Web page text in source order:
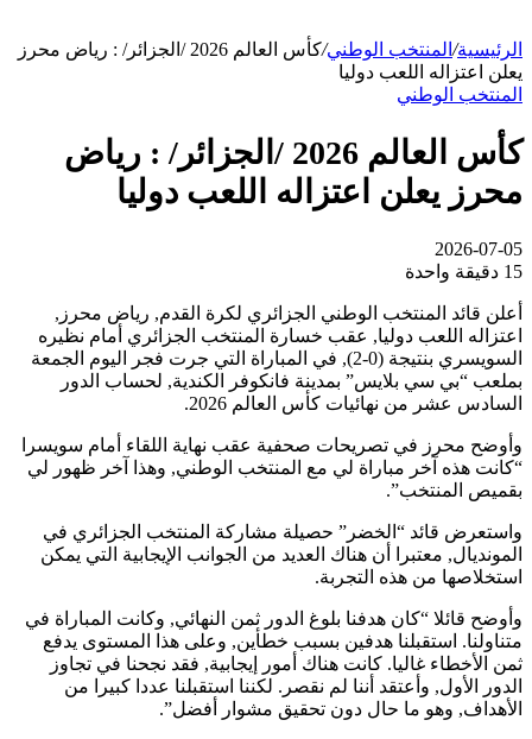
الرئيسية/ المنتخب الوطني/
كأس العالم 2026 /الجزائر/ : رياض محرز
يعلن اعتزاله اللعب دوليا
المنتخب الوطني
كأس العالم 2026 /الجزائر/ : رياض
محرز يعلن اعتزاله اللعب دوليا
2026-07-05
15 دقيقة واحدة
أعلن قائد المنتخب الوطني الجزائري لكرة القدم, رياض محرز,
اعتزاله اللعب دوليا, عقب خسارة المنتخب الجزائري أمام نظيره
السويسري بنتيجة (0-2), في المباراة التي جرت فجر اليوم الجمعة
بملعب “بي سي بلايس” بمدينة فانكوفر الكندية, لحساب الدور
السادس عشر من نهائيات كأس العالم 2026.
وأوضح محرز في تصريحات صحفية عقب نهاية اللقاء أمام سويسرا
“كانت هذه آخر مباراة لي مع المنتخب الوطني, وهذا آخر ظهور لي
بقميص المنتخب”.
واستعرض قائد “الخضر” حصيلة مشاركة المنتخب الجزائري في
المونديال, معتبرا أن هناك العديد من الجوانب الإيجابية التي يمكن
استخلاصها من هذه التجربة.
وأوضح قائلا “كان هدفنا بلوغ الدور ثمن النهائي, وكانت المباراة في
متناولنا. استقبلنا هدفين بسبب خطأين, وعلى هذا المستوى يدفع
ثمن الأخطاء غاليا. كانت هناك أمور إيجابية, فقد نجحنا في تجاوز
الدور الأول, وأعتقد أننا لم نقصر. لكننا استقبلنا عددا كبيرا من
الأهداف, وهو ما حال دون تحقيق مشوار أفضل”.